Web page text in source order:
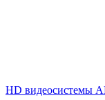
HD видеосистемы